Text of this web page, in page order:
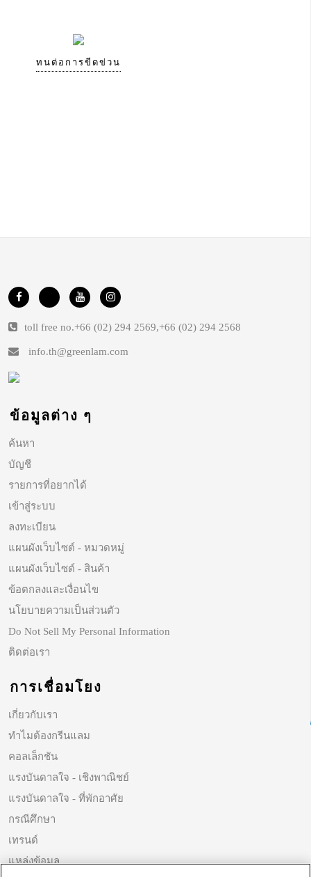
ทนต่อการขีดข่วน
toll free no.+66 (02) 294 2569,+66 (02) 294 2568
info.th@greenlam.com
ข้อมูลต่าง ๆ
ค้นหา
บัญชี
รายการที่อยากได้
เข้าสู่ระบบ
ลงทะเบียน
แผนผังเว็บไซต์ - หมวดหมู่
แผนผังเว็บไซต์ - สินค้า
ข้อตกลงและเงื่อนไข
นโยบายความเป็นส่วนตัว
Do Not Sell My Personal Information
ติดต่อเรา
การเชื่อมโยง
เกี่ยวกับเรา
ทำไมต้องกรีนแลม
คอลเล็กชัน
แรงบันดาลใจ - เชิงพาณิชย์
แรงบันดาลใจ - ที่พักอาศัย
กรณีศึกษา
เทรนด์
แหล่งข้อมูล